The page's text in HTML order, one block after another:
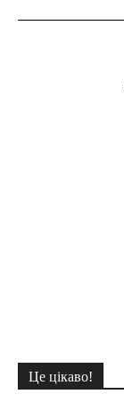
Це цікаво!